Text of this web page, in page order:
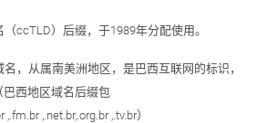
ccTLD）后缀，于1989年分配使用。
，从属南美洲地区，是巴西互联网的标识，
西地区域名后缀包
,.net.br,.org.br ,.tv.br）